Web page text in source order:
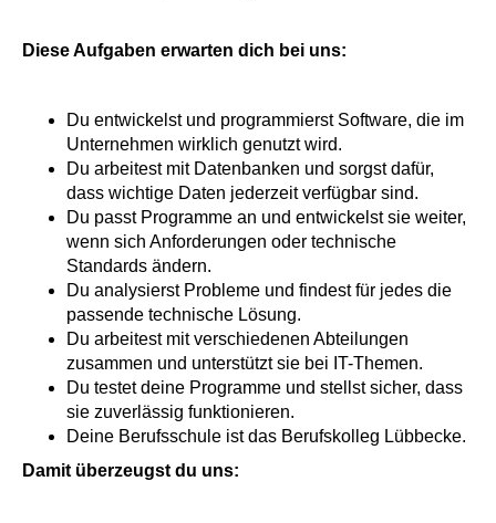
Diese Aufgaben erwarten dich bei uns:
Du entwickelst und programmierst Software, die im
Unternehmen wirklich genutzt wird.
Du arbeitest mit Datenbanken und sorgst dafür,
dass wichtige Daten jederzeit verfügbar sind.
Du passt Programme an und entwickelst sie weiter,
wenn sich Anforderungen oder technische
Standards ändern.
Du analysierst Probleme und findest für jedes die
passende technische Lösung.
Du arbeitest mit verschiedenen Abteilungen
zusammen und unterstützt sie bei IT-Themen.
Du testet deine Programme und stellst sicher, dass
sie zuverlässig funktionieren.
Deine Berufsschule ist das Berufskolleg Lübbecke.
Damit überzeugst du uns: